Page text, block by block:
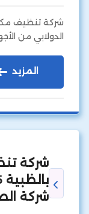
شركة تنظيف
الدولابي من
المزيد
شركة
شركة